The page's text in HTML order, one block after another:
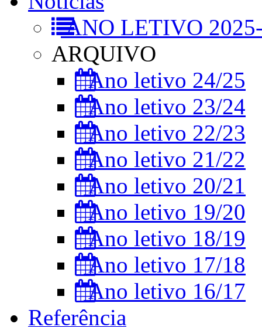
ANO LETIVO
ARQUIVO
Ano letivo 24/25
Ano letivo 23/24
Ano letivo 22/23
Ano letivo 21/22
Ano letivo 20/21
Ano letivo 19/20
Ano letivo 18/19
Ano letivo 17/18
Ano letivo 16/17
Referência